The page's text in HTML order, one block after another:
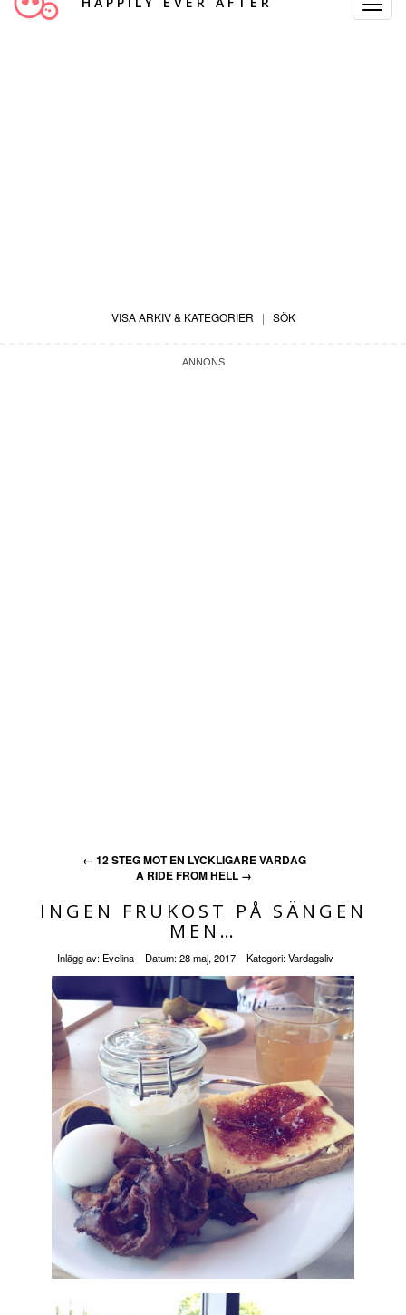
Toggle
VISA ARKIV & KATEGORIER | SÖK
← 12 STEG MOT EN LYCKLIGARE VARDAG
A RIDE FROM HELL →
INGEN FRUKOST PÅ SÄNGEN
MEN…
Inlägg av: Evelina Datum:28 maj, 2017 Kategori:Vardagsliv